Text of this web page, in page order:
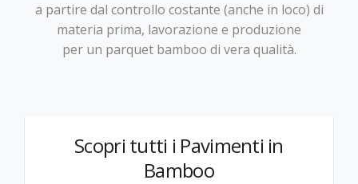
a partire dal controllo costante (anche in loco) di
materia prima, lavorazione e produzione
per un parquet bamboo di vera qualità.
Scopri tutti i Pavimenti in
Bamboo